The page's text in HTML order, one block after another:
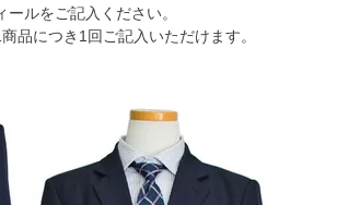
音楽雑貨
ルをご記入ください。
品につき1回ご記入いただけます。